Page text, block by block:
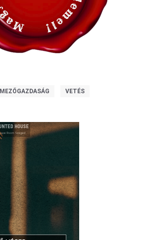
MEZŐGAZDASÁG VETÉS